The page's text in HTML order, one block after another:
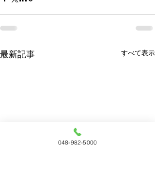
最新記事 すべて表示
048-982-5000